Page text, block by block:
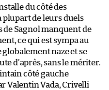
du côté des
de leurs duels
de Sagnol manquent de
ce qui est sympa au
globalement naze et se
d’après, sans le mériter.
côté gauche
Valentin Vada, Crivelli